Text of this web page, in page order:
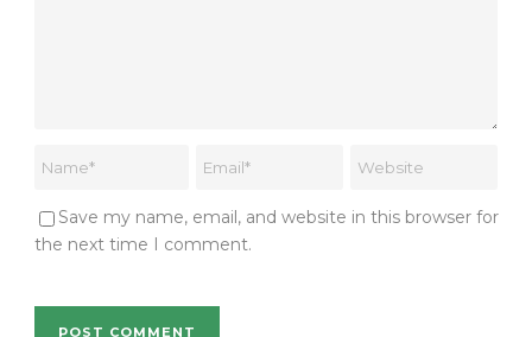
Save my name, email, and website in this browser for
the next time I comment.